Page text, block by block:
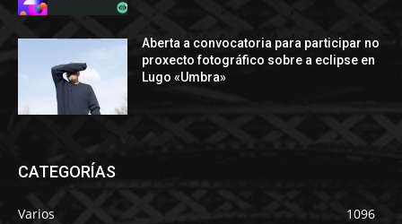
Aberta a convocatoria para participar no
proxecto fotográfico sobre a eclipse en
Lugo «Umbra»
CATEGORÍAS
Varios
1096